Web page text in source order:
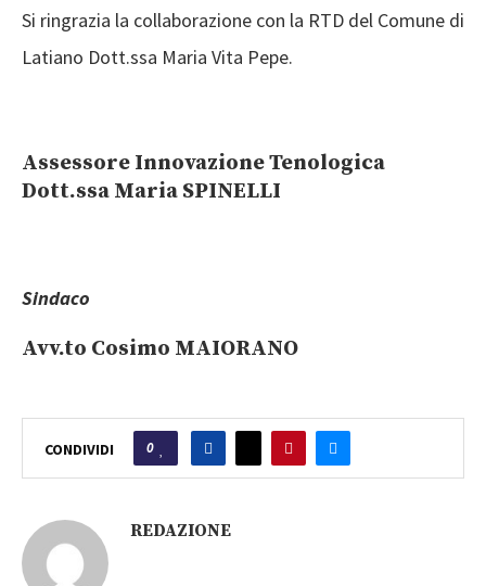
Si ringrazia la collaborazione con la RTD del Comune di
Latiano Dott.ssa Maria Vita Pepe.
Assessore Innovazione Tenologica
Dott.ssa Maria SPINELLI
Sindaco
Avv.to Cosimo MAIORANO
CONDIVIDI 0
REDAZIONE